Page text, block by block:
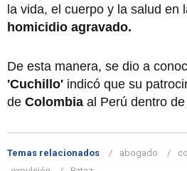
la vida, el cuerpo y la salud en
homicidio agravado.
De esta manera, se dio a
'Cuchillo' indicó que su
de Colombia al Perú dentro
Temas relacionados abogado